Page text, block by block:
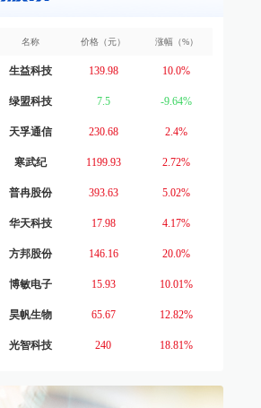
名称 价格（元） 涨幅（%）
生益科技 139.98 10.0%
绿盟科技 7.5 -9.64%
天孚通信 230.68 2.4%
寒武纪 1199.93 2.72%
普冉股份 393.63 5.02%
华天科技 17.98 4.17%
方邦股份 146.16 20.0%
博敏电子 15.93 10.01%
昊帆生物 65.67 12.82%
光智科技 240 18.81%